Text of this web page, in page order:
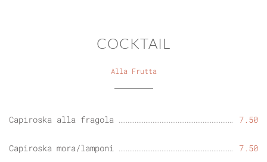
COCKTAIL
Alla Frutta
Capiroska alla fragola 7.50
Capiroska mora/lamponi 7.50